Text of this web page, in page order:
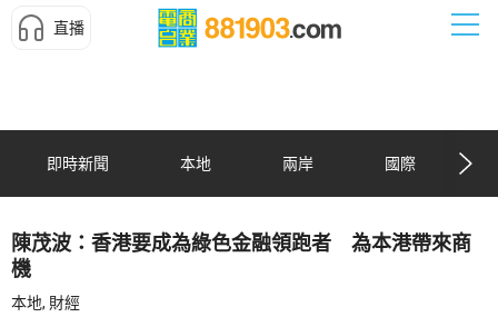
直播
即時新聞 本地 兩岸 國際
陳茂波：香港要成為綠色金融領跑者 為本港帶來商
機
本地, 財經